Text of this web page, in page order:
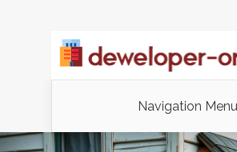
Navigation Menu